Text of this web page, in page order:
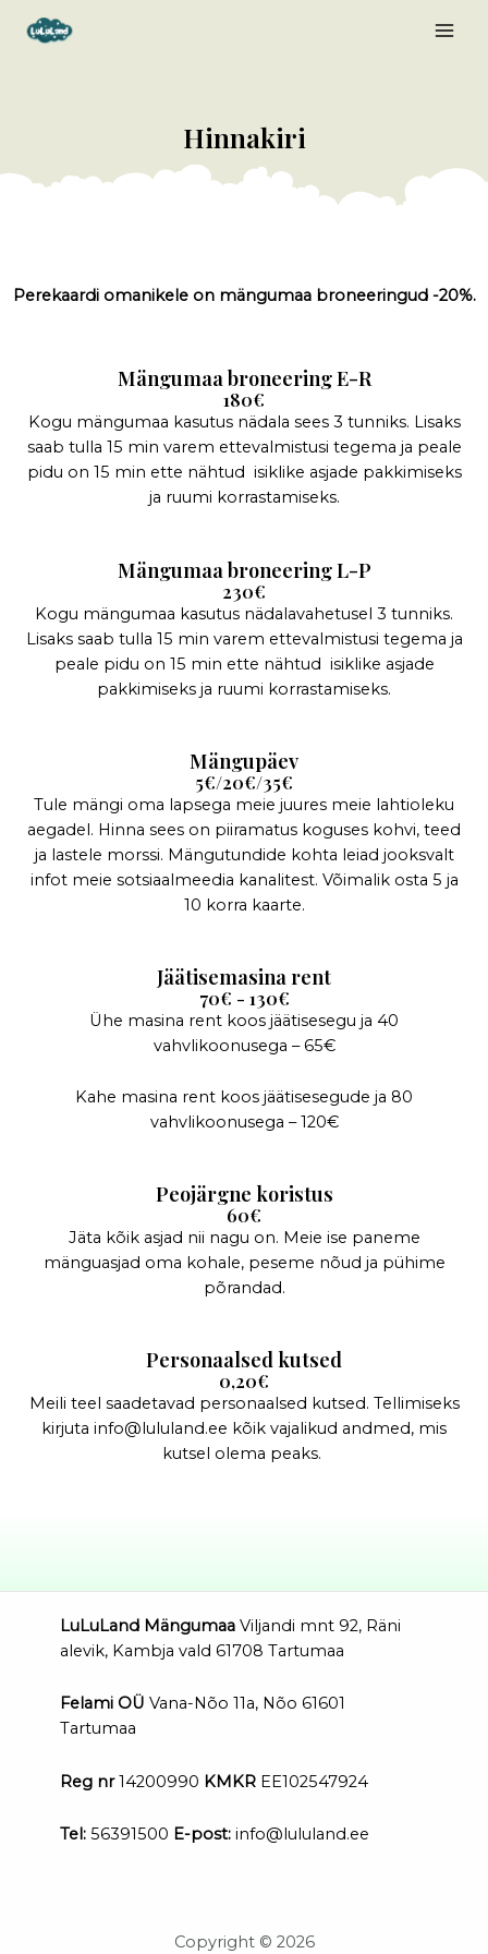
Hinnakiri
Perekaardi omanikele on mängumaa broneeringud -20%.
Mängumaa broneering E-R
180€
Kogu mängumaa kasutus nädala sees 3 tunniks. Lisaks
saab tulla 15 min varem ettevalmistusi tegema ja peale
pidu on 15 min ette nähtud isiklike asjade pakkimiseks
ja ruumi korrastamiseks.
Mängumaa broneering L-P
230€
Kogu mängumaa kasutus nädalavahetusel 3 tunniks.
Lisaks saab tulla 15 min varem ettevalmistusi tegema ja
peale pidu on 15 min ette nähtud isiklike asjade
pakkimiseks ja ruumi korrastamiseks.
Mängupäev
5€/20€/35€
Tule mängi oma lapsega meie juures meie lahtioleku
aegadel. Hinna sees on piiramatus koguses kohvi, teed
ja lastele morssi. Mängutundide kohta leiad jooksvalt
infot meie sotsiaalmeedia kanalitest. Võimalik osta 5 ja
10 korra kaarte.
Jäätisemasina rent
70€ - 130€
Ühe masina rent koos jäätisesegu ja 40
vahvlikoonusega – 65€
Kahe masina rent koos jäätisesegude ja 80
vahvlikoonusega – 120€
Peojärgne koristus
60€
Jäta kõik asjad nii nagu on. Meie ise paneme
mänguasjad oma kohale, peseme nõud ja pühime
põrandad.
Personaalsed kutsed
0,20€
Meili teel saadetavad personaalsed kutsed. Tellimiseks
kirjuta info@lululand.ee kõik vajalikud andmed, mis
kutsel olema peaks.
LuLuLand Mängumaa Viljandi mnt 92, Räni
alevik, Kambja vald 61708 Tartumaa
Felami OÜ Vana-Nõo 11a, Nõo 61601
Tartumaa
Reg nr14200990 KMKR EE102547924
Tel: 56391500 E-post: info@lululand.ee
Copyright © 2026